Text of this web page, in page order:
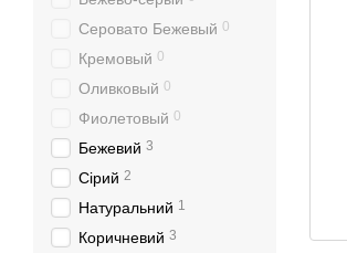
Серовато Бежевый 0
Кремовый 0
Оливковый 0
Фиолетовый 0
Бежевий 3
Сірий 2
Натуральний 1
Коричневий 3